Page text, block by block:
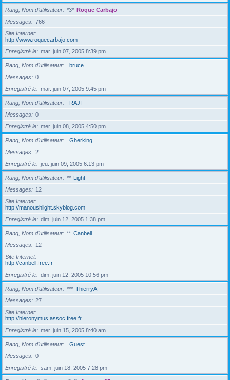
Rang, Nom d’utilisateur *3* Roque Carbajo
Messages
766
Site Internet
http://www.roquecarbajo.com
Enregistré le
mar. juin 07, 2005 8:39 pm
Rang, Nom d’utilisateur
bruce
Messages
0
Enregistré le
mar. juin 07, 2005 9:45 pm
Rang, Nom d’utilisateur
RAJI
Messages
0
Enregistré le
mer. juin 08, 2005 4:50 pm
Rang, Nom d’utilisateur
Gherking
Messages
2
Enregistré le
jeu. juin 09, 2005 6:13 pm
Rang, Nom d’utilisateur ** Light
Messages
12
Site Internet
http://manoushlight.skyblog.com
Enregistré le
dim. juin 12, 2005 1:38 pm
Rang, Nom d’utilisateur ** Canbell
Messages
12
Site Internet
http://canbell.free.fr
Enregistré le
dim. juin 12, 2005 10:56 pm
Rang, Nom d’utilisateur *** ThierryA
Messages
27
Site Internet
http://hieronymus.assoc.free.fr
Enregistré le
mer. juin 15, 2005 8:40 am
Rang, Nom d’utilisateur
Guest
Messages
0
Enregistré le
sam. juin 18, 2005 7:28 pm